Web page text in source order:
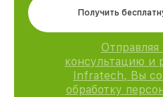
Получить
Отправляя
консультацию и
Infratech, Вы
обработку